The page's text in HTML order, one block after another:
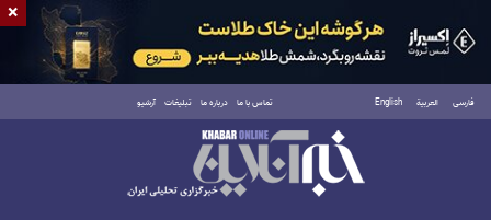
فارسی العربية English تماس با ما درباره ما تبلیغات آرشیو
شنبه ۱۷ مرداد ۱۴۰۵
×